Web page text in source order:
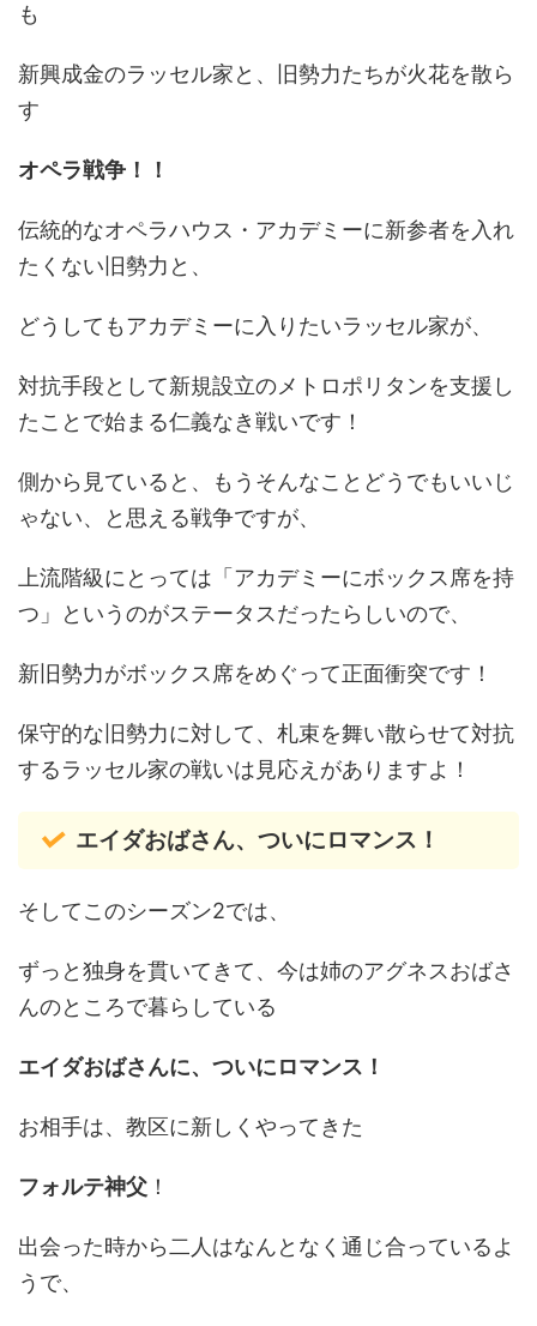
も
新興成金のラッセル家と、旧勢力たちが火花を散ら
す
オペラ戦争！！
伝統的なオペラハウス・アカデミーに新参者を入れ
たくない旧勢力と、
どうしてもアカデミーに入りたいラッセル家が、
対抗手段として新規設立のメトロポリタンを支援し
たことで始まる仁義なき戦いです！
側から見ていると、もうそんなことどうでもいいじ
ゃない、と思える戦争ですが、
上流階級にとっては「アカデミーにボックス席を持
つ」というのがステータスだったらしいので、
新旧勢力がボックス席をめぐって正面衝突です！
保守的な旧勢力に対して、札束を舞い散らせて対抗
するラッセル家の戦いは見応えがありますよ！
エイダおばさん、ついにロマンス！
そしてこのシーズン2では、
ずっと独身を貫いてきて、今は姉のアグネスおばさ
んのところで暮らしている
エイダおばさんに、ついにロマンス！
お相手は、教区に新しくやってきた
フォルテ神父 ！
出会った時から二人はなんとなく通じ合っているよ
うで、